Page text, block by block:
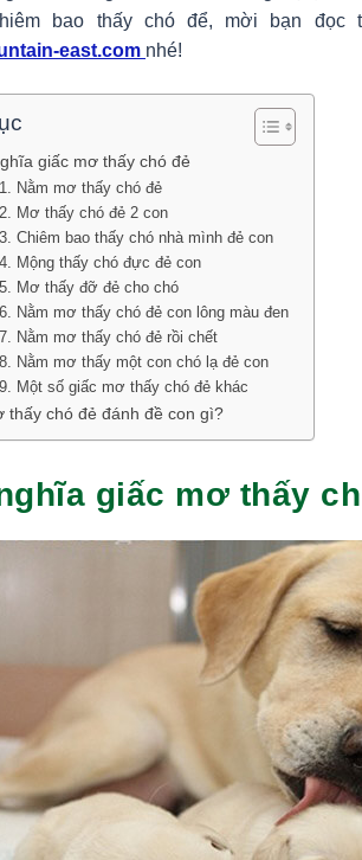
bao thấy chó để, mời bạn đọc
east.com nhé!
giấc mơ thấy chó đẻ
1. Nằm mơ thấy chó đẻ
2. Mơ thấy chó đẻ 2 con
3. Chiêm bao thấy chó nhà mình đẻ con
4. Mộng thấy chó đực đẻ con
5. Mơ thấy đỡ đẻ cho chó
6. Nằm mơ thấy chó đẻ con lông màu đen
7. Nằm mơ thấy chó đẻ rồi chết
8. Nằm mơ thấy một con chó lạ đẻ con
9. Một số giấc mơ thấy chó đẻ khác
thấy chó đẻ đánh đề con gì?
giấc mơ thấy